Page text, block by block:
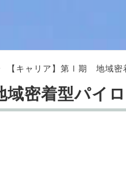
【キャリア】第Ⅰ期 地域密
密着型パイ